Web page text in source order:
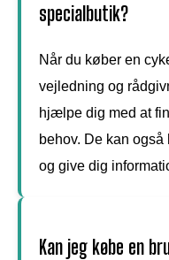
specialbutik?
Når du køber en
vejledning og
hjælpe dig med at
behov. De kan
og give dig
Kan jeg købe en